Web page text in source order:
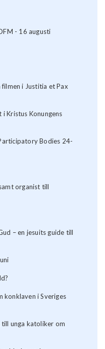
- 16 augusti
i Justitia et Pax
Kristus Konungens
Bodies 24-
organist till
– en jesuits guide till
konklaven i Sveriges
unga katoliker om